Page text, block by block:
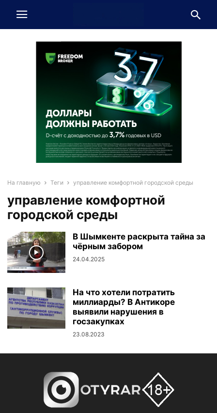
На главную Теги управление комфортной городской среды
управление комфортной
городской среды
В Шымкенте раскрыта тайна за
чёрным забором
24.04.2025
На что хотели потратить
миллиарды? В Антикоре
выявили нарушения в
госзакупках
23.08.2023